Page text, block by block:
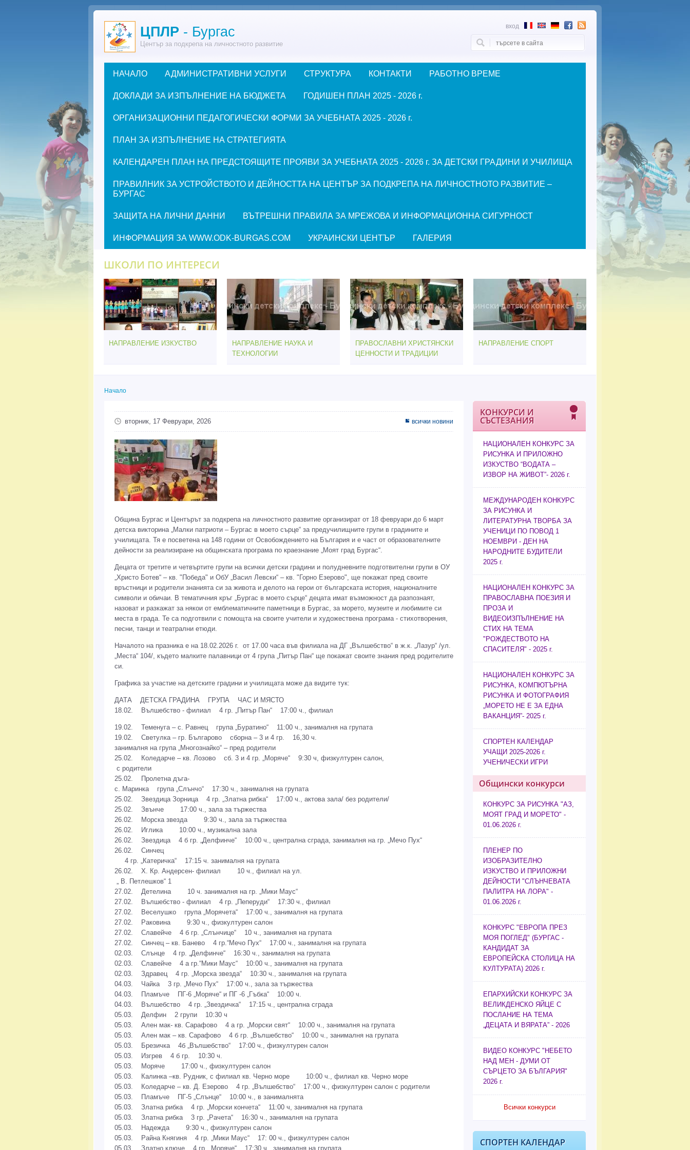
Премини към основното съдържание
ЦПЛР - Бургас
Център за подкрепа на личностното развитие
вход
Форма за търсене
Основно меню
НАЧАЛО АДМИНИСТРАТИВНИ УСЛУГИ СТРУКТУРА КОНТАКТИ РАБОТНО ВРЕМЕ
ДОКЛАДИ ЗА ИЗПЪЛНЕНИЕ НА БЮДЖЕТА ГОДИШЕН ПЛАН 2025 - 2026 г.
ОРГАНИЗАЦИОННИ ПЕДАГОГИЧЕСКИ ФОРМИ ЗА УЧЕБНАТА 2025 - 2026 г.
ПЛАН ЗА ИЗПЪЛНЕНИЕ НА СТРАТЕГИЯТА
КАЛЕНДАРЕН ПЛАН НА ПРЕДСТОЯЩИТЕ ПРОЯВИ ЗА УЧЕБНАТА 2025 - 2026 г. ЗА ДЕТСКИ ГРАДИНИ И УЧИЛИЩА
ПРАВИЛНИК ЗА УСТРОЙСТВОТО И ДЕЙНОСТТА НА ЦЕНТЪР ЗА ПОДКРЕПА НА ЛИЧНОСТНОТО РАЗВИТИЕ –
БУРГАС
ЗАЩИТА НА ЛИЧНИ ДАННИ ВЪТРЕШНИ ПРАВИЛА ЗА МРЕЖОВА И ИНФОРМАЦИОННА СИГУРНОСТ
ИНФОРМАЦИЯ ЗА WWW.ODK-BURGAS.COM УКРАИНСКИ ЦЕНТЪР ГАЛЕРИЯ
ШКОЛИ ПО ИНТЕРЕСИ
НАПРАВЛЕНИЕ ИЗКУСТВО
НАПРАВЛЕНИЕ НАУКА И
ТЕХНОЛОГИИ
ПРАВОСЛАВНИ ХРИСТЯНСКИ
ЦЕННОСТИ И ТРАДИЦИИ
НАПРАВЛЕНИЕ СПОРТ
Начало
вторник, 17 Февруари, 2026 всички новини
Община Бургас и Центърът за подкрепа на личностното развитие организират от 18 февруари до 6 март
детска викторина „Малки патриоти – Бургас в моето сърце“ за предучилищните групи в градините и
училищата. Тя е посветена на 148 години от Освобождението на България и е част от образователните
дейности за реализиране на общинската програма по краезнание „Моят град Бургас“.
Децата от третите и четвъртите групи на всички детски градини и полудневните подготвителни групи в ОУ
„Христо Ботев“ – кв. "Победа" и ОбУ „Васил Левски“ – кв. "Горно Езерово", ще покажат пред своите
връстници и родители знанията си за живота и делото на герои от българската история, националните
символи и обичаи. В тематичния кръг „Бургас в моето сърце“ децата имат възможност да разпознаят,
назоват и разкажат за някои от емблематичните паметници в Бургас, за морето, музеите и любимите си
места в града. Те са подготвили с помощта на своите учители и художествена програма - стихотворения,
песни, танци и театрални етюди.
Началото на празника е на 18.02.2026 г. от 17.00 часа във филиала на ДГ „Вълшебство“ в ж.к. „Лазур“ /ул.
„Места“ 104/, където малките палавници от 4 група „Питър Пан“ ще покажат своите знания пред родителите
си.
Графика за участие на детските градини и училищата може да видите тук:
ДАТА ДЕТСКА ГРАДИНА ГРУПА ЧАС И МЯСТО
18.02. Вълшебство - филиал 4 гр. „Питър Пан“ 17:00 ч., филиал
19.02. Теменуга – с. Равнец група „Буратино“ 11:00 ч., занималня на групата
19.02. Светулка – гр. Българово сборна – 3 и 4 гр. 16,30 ч.
занималня на група „Многознайко“ – пред родители
25.02. Коледарче – кв. Лозово сб. 3 и 4 гр. „Моряче“ 9:30 ч, физкултурен салон,
с родители
25.02. Пролетна дъга-
с. Маринка група „Слънчо“ 17:30 ч., занималня на групата
25.02. Звездица Зорница 4 гр. „Златна рибка“ 17:00 ч., актова зала/ без родители/
25.02. Звънче 17:00 ч., зала за тържества
26.02. Морска звезда 9:30 ч., зала за тържества
26.02. Иглика 10:00 ч., музикална зала
26.02. Звездица 4 б гр. „Делфинче“ 10:00 ч., централна сграда, занималня на гр. „Мечо Пух“
26.02. Синчец
4 гр. „Катеричка“ 17:15 ч. занималня на групата
26.02. Х. Кр. Андерсен- филиал 10 ч., филиал на ул.
„ В. Петлешков“ 1
27.02. Детелина 10 ч. занималня на гр. „Мики Маус“
27.02. Вълшебство - филиал 4 гр. „Пеперуди“ 17:30 ч., филиал
27.02. Веселушко група „Морячета“ 17:00 ч., занималня на групата
27.02. Раковина 9:30 ч., физкултурен салон
27.02. Славейче 4 б гр. „Слънчице“ 10 ч., занималня на групата
27.02. Синчец – кв. Банево 4 гр.“Мечо Пух“ 17:00 ч., занималня на групата
02.03. Слънце 4 гр. „Делфинче“ 16:30 ч., занималня на групата
02.03. Славейче 4 а гр.“Мики Маус“ 10:00 ч., занималня на групата
02.03. Здравец 4 гр. „Морска звезда“ 10:30 ч., занималня на групата
04.03. Чайка 3 гр. „Мечо Пух“ 17:00 ч., зала за тържества
04.03. Пламъче ПГ-6 „Моряче“ и ПГ -6 „Гъбка“ 10:00 ч.
04.03. Вълшебство 4 гр. „Звездичка“ 17:15 ч., централна сграда
05.03. Делфин 2 групи 10:30 ч
05.03. Ален мак- кв. Сарафово 4 а гр. „Морски свят“ 10:00 ч., занималня на групата
05.03. Ален мак – кв. Сарафово 4 б гр. „Вълшебство“ 10:00 ч., занималня на групата
05.03. Брезичка 4б „Вълшебство“ 17:00 ч., физкултурен салон
05.03. Изгрев 4 б гр. 10:30 ч.
05.03. Моряче 17:00 ч., физкултурен салон
05.03. Калинка –кв. Рудник, с филиал кв. Черно море 10:00 ч., филиал кв. Черно море
05.03. Коледарче – кв. Д. Езерово 4 гр. „Вълшебство“ 17:00 ч., физкултурен салон с родители
05.03. Пламъче ПГ-5 „Слънце“ 10:00 ч., в занималнята
05.03. Златна рибка 4 гр. „Морски кончета“ 11:00 ч, занималня на групата
05.03. Златна рибка 3 гр. „Рачета“ 16:30 ч., занималня на групата
05.03. Надежда 9:30 ч., физкултурен салон
05.03. Райна Княгиня 4 гр. „Мики Маус“ 17: 00 ч., физкултурен салон
05.03. Златно ключе 4 гр. „Моряче“ 17:30 ч., занималня на групата
КОНКУРСИ И
СЪСТЕЗАНИЯ
НАЦИОНАЛЕН КОНКУРС ЗА
РИСУНКА И ПРИЛОЖНО
ИЗКУСТВО “ВОДАТА –
ИЗВОР НА ЖИВОТ”- 2026 г.
МЕЖДУНАРОДЕН КОНКУРС
ЗА РИСУНКА И
ЛИТЕРАТУРНА ТВОРБА ЗА
УЧЕНИЦИ ПО ПОВОД 1
НОЕМВРИ - ДЕН НА
НАРОДНИТЕ БУДИТЕЛИ
2025 г.
НАЦИОНАЛЕН КОНКУРС ЗА
ПРАВОСЛАВНА ПОЕЗИЯ И
ПРОЗА И
ВИДЕОИЗПЪЛНЕНИЕ НА
СТИХ НА ТЕМА
"РОЖДЕСТВОТО НА
СПАСИТЕЛЯ" - 2025 г.
НАЦИОНАЛЕН КОНКУРС ЗА
РИСУНКА, КОМПЮТЪРНА
РИСУНКА И ФОТОГРАФИЯ
„МОРЕТО НЕ Е ЗА ЕДНА
ВАКАНЦИЯ”- 2025 г.
СПОРТЕН КАЛЕНДАР
УЧАЩИ 2025-2026 г.
УЧЕНИЧЕСКИ ИГРИ
Общински конкурси
КОНКУРС ЗА РИСУНКА "АЗ,
МОЯТ ГРАД И МОРЕТО" -
01.06.2026 г.
ПЛЕНЕР ПО
ИЗОБРАЗИТЕЛНО
ИЗКУСТВО И ПРИЛОЖНИ
ДЕЙНОСТИ "СЛЪНЧЕВАТА
ПАЛИТРА НА ЛОРА" -
01.06.2026 г.
КОНКУРС "ЕВРОПА ПРЕЗ
МОЯ ПОГЛЕД" (БУРГАС -
КАНДИДАТ ЗА
ЕВРОПЕЙСКА СТОЛИЦА НА
КУЛТУРАТА) 2026 г.
ЕПАРХИЙСКИ КОНКУРС ЗА
ВЕЛИКДЕНСКО ЯЙЦЕ С
ПОСЛАНИЕ НА ТЕМА
„ДЕЦАТА И ВЯРАТА” - 2026
ВИДЕО КОНКУРС "НЕБЕТО
НАД МЕН - ДУМИ ОТ
СЪРЦЕТО ЗА БЪЛГАРИЯ"
2026 г.
Всички конкурси
СПОРТЕН КАЛЕНДАР